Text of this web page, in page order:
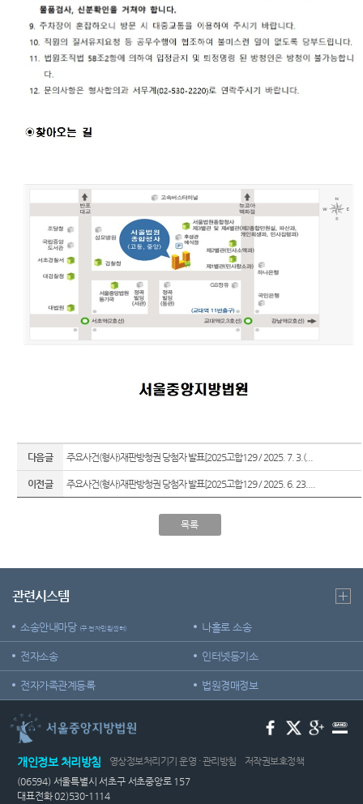
다음글 주요사건(형사)재판방청권 당첨자 발표[2025고합129 / 2025. 7. 3.(...
이전글 주요사건(형사)재판방청권 당첨자 발표[2025고합129 / 2025. 6. 23....
목록
관련시스템
소송안내마당 (구 전자민원센터) 나홀로 소송
전자소송 인터넷등기소
전자가족관계등록 법원경매정보
개인정보 처리방침 영상정보처리기기 운영 · 관리방침
저작권보호정책
(06594) 서울특별시 서초구 서초중앙로 157
대표전화 02)530-1114